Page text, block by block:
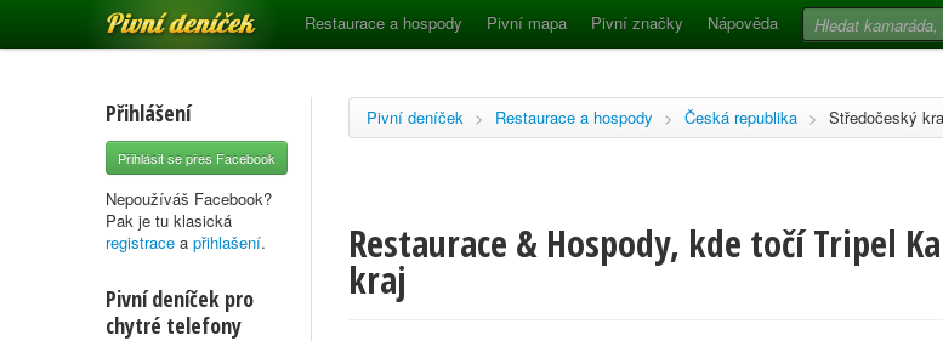
Pivní deníček Restaurace a hospody Pivní mapa Pivní značky Nápověda
Přihlášení
Přihlásit se přes Facebook
Nepoužíváš Facebook?
Pak je tu klasická
registrace a přihlašení.
Pivní deníček pro
chytré telefony
Pivní deníček > Restaurace a hospody > Česká republika > Středočeský
Restaurace & Hospody, kde točí Tripel
kraj